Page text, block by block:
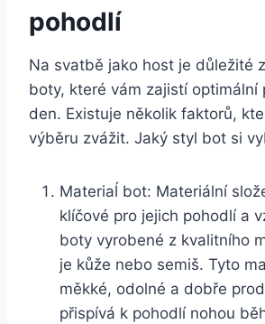
pohodlí
Na svatbě jako host je důležité
boty, které vám⁤ zajistí⁤ optimální
den. Existuje několik faktorů,
výběru zvážit. Jaký styl bot si
Materiaĺ bot: Materiální
klíčové pro jejich pohodlí a
boty vyrobené z kvalitního
je‌ kůže ‍nebo‌ semiš. Tyto
měkké, odolné a dobře
přispívá k pohodlí nohou